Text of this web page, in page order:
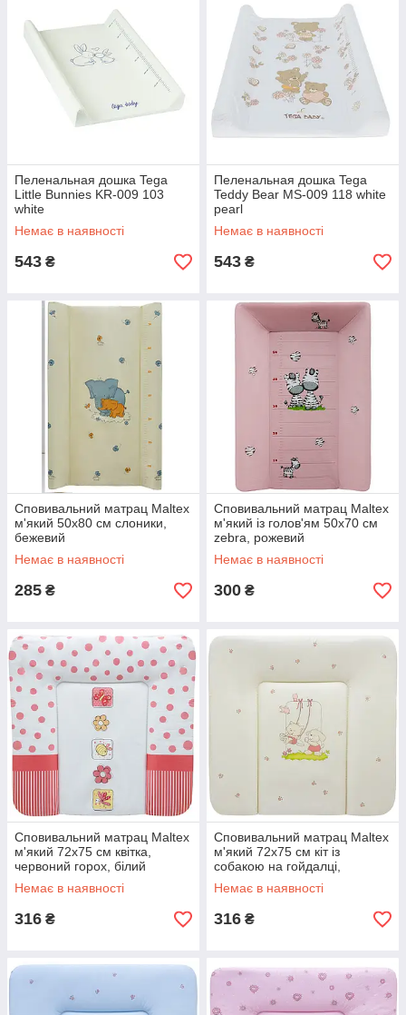
Пеленальная дошка Tega
Little Bunnies KR-009 103
white
Немає в наявності
543 ₴
Пеленальная дошка Tega
Teddy Bear MS-009 118 white
pearl
Немає в наявності
543 ₴
Сповивальний матрац Maltex
м'який 50х80 см слоники,
бежевий
Немає в наявності
285 ₴
Сповивальний матрац Maltex
м'який із голов'ям 50х70 см
zebra, рожевий
Немає в наявності
300 ₴
Сповивальний матрац Maltex
м'який 72х75 см квітка,
червоний горох, білий
Немає в наявності
316 ₴
Сповивальний матрац Maltex
м'який 72х75 см кіт із
собакою на гойдалці,
бежевий
Немає в наявності
316 ₴